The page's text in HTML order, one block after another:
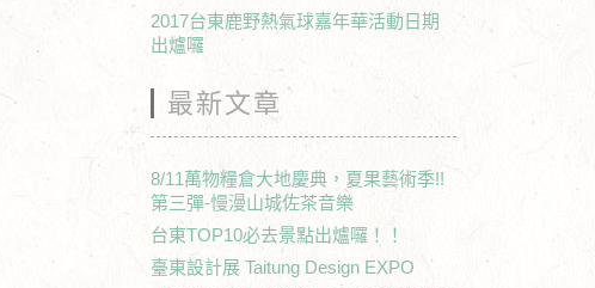
2017台東鹿野熱氣球嘉年華活動日期
出爐囉
最新文章
8/11萬物糧倉大地慶典，夏果藝術季!!
第三彈-慢漫山城佐茶音樂
台東TOP10必去景點出爐囉！！
臺東設計展 Taitung Design EXPO